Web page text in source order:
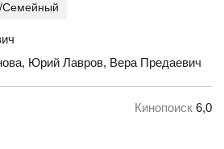
Семейный
Юрий Лавров, Вера Предаевич
Кинопоиск 6,0